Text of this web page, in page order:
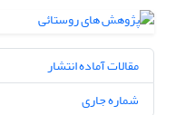
مقالات آماده انتشار
شماره جاری